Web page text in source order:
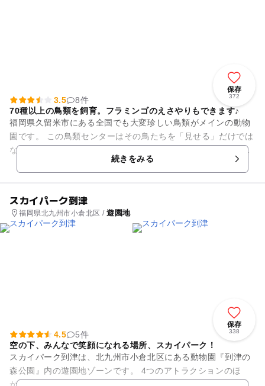
保存
372
3.5
8件
70種以上の鳥類を飼育。フラミンゴのえさやりもできます♪
福岡県久留米市にある全国でも大変珍しい鳥類がメインの動物
園です。 この鳥類センターはその鳥たちを「見せる」だけでは
なく「ふれあい」のできる動物園としてフラミンゴなどへの餌
続きをみる
スカイパーク到津
福岡県北九州市小倉北区 /遊園地
保存
338
4.5
5件
空の下、みんなで笑顔になれる場所、スカイパーク！
スカイパーク到津は、北九州市小倉北区にある動物園『到津の
森公園』内の遊園地ゾーンです。 4つのアトラクションのほ